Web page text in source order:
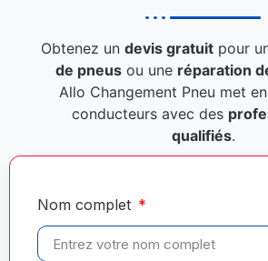
Obtenez undevis gratuit pour
de pneus ou une réparation
Allo Changement Pneu met
conducteurs avec des
qualifiés.
Nom complet